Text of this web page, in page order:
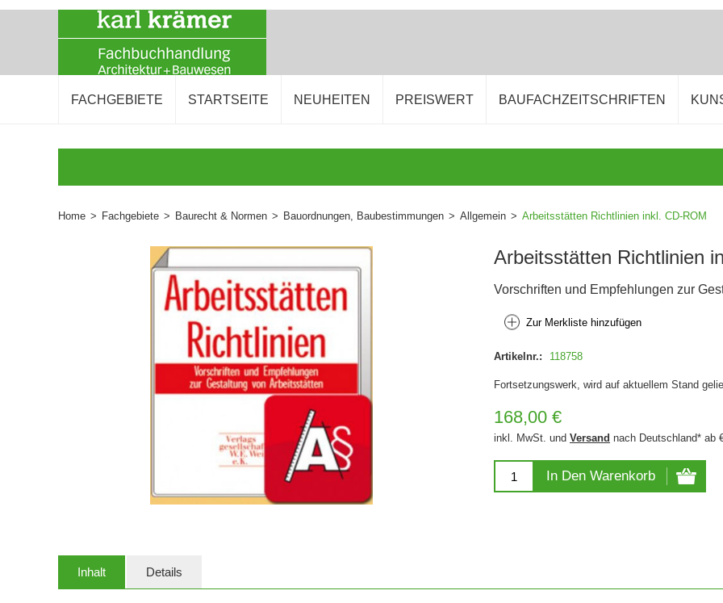
FACHGEBIETE STARTSEITE NEUHEITEN PREISWERT BAUFACHZEITSCHRIFTEN
Home > Fachgebiete > Baurecht & Normen > Bauordnungen, Baubestimmungen > Allgemein > Arbeitsstätten Richtlinien inkl. CD-ROM
Arbeitsstätten Richtlinien
Vorschriften und Empfehlungen zur
Zur Merkliste hinzufügen
Artikelnr.: 118758
Fortsetzungswerk, wird auf aktuellem Stand
168,00 €
inkl. MwSt. und Versand nach Deutschland* ab
In Den Warenkorb
Inhalt Details